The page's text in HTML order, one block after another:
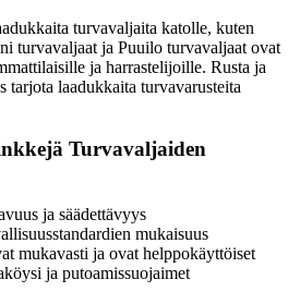
turvavaljaita katolle, kuten
turvavaljaat ja Puuilo turvavaljaat ovat
ja harrastelijoille. Rusta ja
tarjota laadukkaita turvavarusteita
Turvavaljaiden
ja säädettävyys
mukaisuus
mukavasti ja ovat helppokäyttöiset
ja putoamissuojaimet